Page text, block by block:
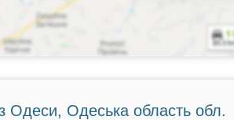
Одеси, Одеська область обл.